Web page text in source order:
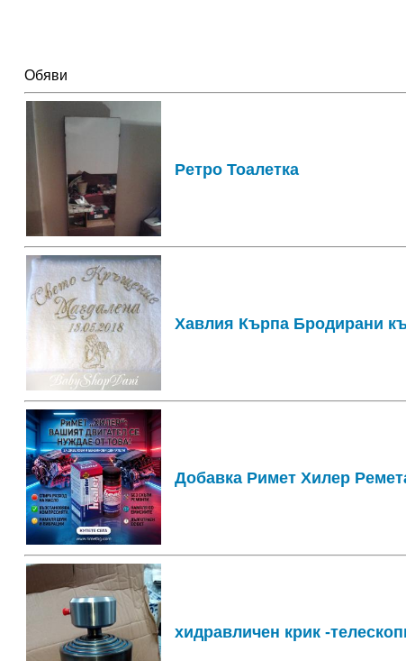
Обяви
Ретро Тоалетка
Хавлия Кърпа Бродирани
Добавка Римет Хилер
хидравличен крик -